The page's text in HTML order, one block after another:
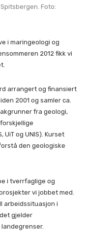
Foto:
i maringeologi og
2012 fikk vi
arrangert og finansiert
2001 og samler ca.
fra geologi,
UiT og UNIS). Kurset
den geologiske
i tverrfaglige og
vi jobbet med.
arbeidssituasjon i
gjelder